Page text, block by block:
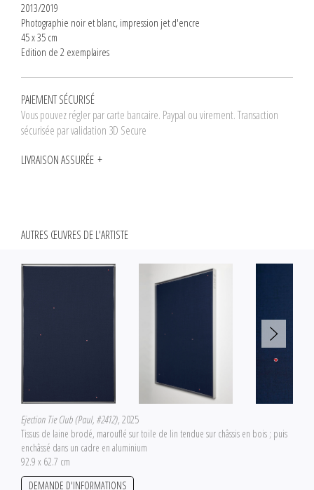
2013/2019
Photographie noir et blanc, impression jet d'encre
45 x 35 cm
Edition de 2 exemplaires
PAIEMENT SÉCURISÉ
Vous pouvez régler par carte bancaire. Paypal ou virement. Transaction
sécurisée par validation 3D Secure
LIVRAISON ASSURÉE
AUTRES ŒUVRES DE L'ARTISTE
Ejection Tie Club (Paul, #2412), 2025
Tissus de laine brodé, marouflé sur toile de lin tendue sur châssis en bois ; puis
enchâssé dans un cadre en aluminium
92.9 x 62.7 cm
DEMANDE D'INFORMATIONS